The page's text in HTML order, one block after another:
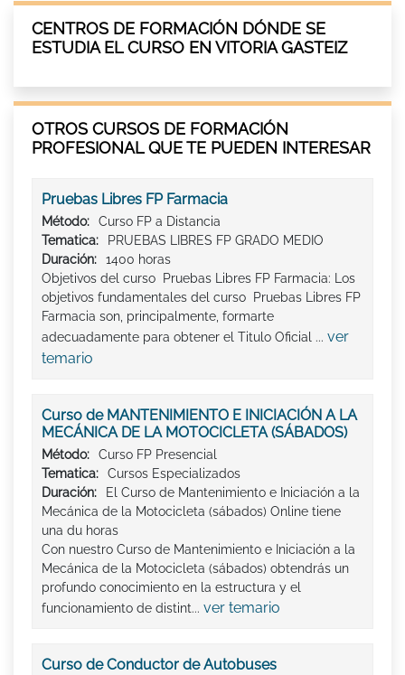
CENTROS DE FORMACIÓN DÓNDE SE
ESTUDIA EL CURSO EN VITORIA GASTEIZ
OTROS CURSOS DE FORMACIÓN
PROFESIONAL QUE TE PUEDEN INTERESAR
Pruebas Libres FP Farmacia
Método:
Curso FP a Distancia
Tematica:
PRUEBAS LIBRES FP GRADO MEDIO
Duración:
1400 horas
Objetivos del curso Pruebas Libres FP Farmacia: Los
objetivos fundamentales del curso Pruebas Libres FP
Farmacia son, principalmente, formarte
adecuadamente para obtener el Titulo Oficial ... ver
temario
Curso de MANTENIMIENTO E INICIACIÓN A LA
MECÁNICA DE LA MOTOCICLETA (SÁBADOS)
Método:
Curso FP Presencial
Tematica:
Cursos Especializados
Duración:
El Curso de Mantenimiento e Iniciación a la
Mecánica de la Motocicleta (sábados) Online tiene
una du horas
Con nuestro Curso de Mantenimiento e Iniciación a la
Mecánica de la Motocicleta (sábados) obtendrás un
profundo conocimiento en la estructura y el
funcionamiento de distint... ver temario
Curso de Conductor de Autobuses